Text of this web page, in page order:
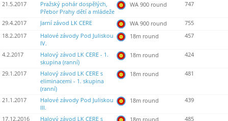
21.5.2017
Pražský pohár dospělých,
Přebor Prahy dětí a mládeže
WA 900 round 747
29.4.2017 Jarní závod LK CERE WA 900 round
755
18.2.2017
Halové závody Pod Juliskou
IV.
18m round 457
4.2.2017
Halový závod LK CERE - 1.
skupina (ranní)
18m round 424
29.1.2017
Halový závod LK CERE s
eliminacemi - 1. skupina
(ranní)
18m round 481
21.1.2017
Halové závody Pod Juliskou
III.
18m round 439
17.12.2016
Halový závod LK CERE s
18m round 485